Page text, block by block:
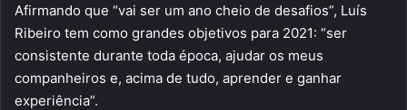
Afirmando que “vai ser um ano cheio de desafios”, Luís
Ribeiro tem como grandes objetivos para 2021: “ser
consistente durante toda época, ajudar os meus
companheiros e, acima de tudo, aprender e ganhar
experiência”.